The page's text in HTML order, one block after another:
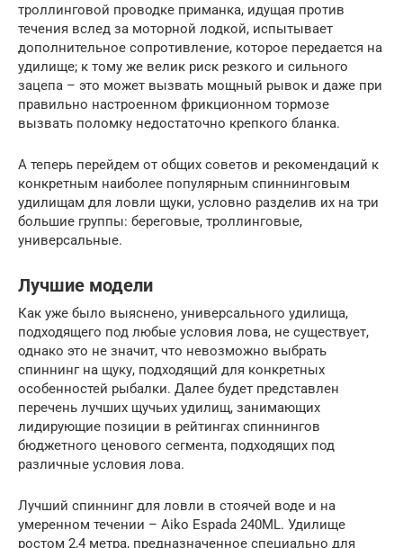
троллинговой проводке приманка, идущая против
течения вслед за моторной лодкой, испытывает
дополнительное сопротивление, которое передается на
удилище; к тому же велик риск резкого и сильного
зацепа – это может вызвать мощный рывок и даже при
правильно настроенном фрикционном тормозе
вызвать поломку недостаточно крепкого бланка.
А теперь перейдем от общих советов и рекомендаций к
конкретным наиболее популярным спиннинговым
удилищам для ловли щуки, условно разделив их на три
большие группы: береговые, троллинговые,
универсальные.
Лучшие модели
Как уже было выяснено, универсального удилища,
подходящего под любые условия лова, не существует,
однако это не значит, что невозможно выбрать
спиннинг на щуку, подходящий для конкретных
особенностей рыбалки. Далее будет представлен
перечень лучших щучьих удилищ, занимающих
лидирующие позиции в рейтингах спиннингов
бюджетного ценового сегмента, подходящих под
различные условия лова.
Лучший спиннинг для ловли в стоячей воде и на
умеренном течении – Aiko Espada 240ML. Удилище
ростом 2,4 метра, предназначенное специально для